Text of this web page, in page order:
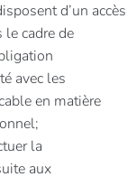
d’un accès
le cadre de
avec les
en matière
la
aux